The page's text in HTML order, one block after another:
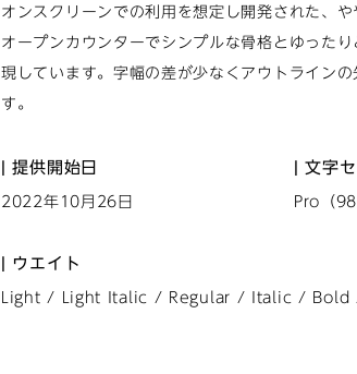
オンスクリーンでの利用を想定し開発された、
オープンカウンターでシンプルな骨格とゆった
現しています。字幅の差が少なくアウトライン
す。
提供開始日
2022年10月26日
文字
Pro（
ウエイト
Light / Light Italic / Regular / Italic /